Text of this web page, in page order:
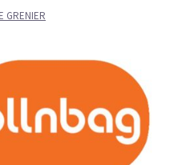
GRENIER